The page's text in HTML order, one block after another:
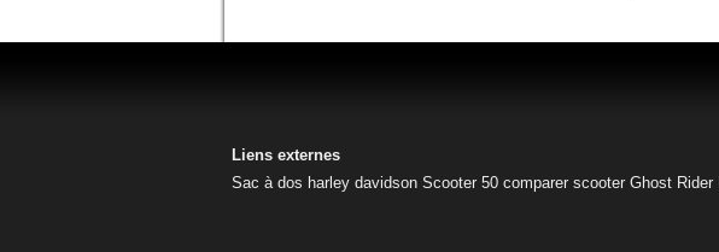
Liens externes
Sac à dos harley davidson Scooter 50 comparer scooter Ghost Rider